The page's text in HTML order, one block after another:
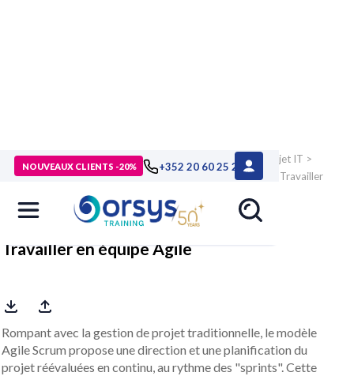
NOUVEAUX CLIENTS -20% +352 20 60 25 26
> Formations>Technologies numériques Gestion de projet IT >
Démarches agiles : méthodes et certifications
Formation Travailler
Travailler en équipe Agile
Rompant avec la gestion de projet traditionnelle, le modèle
Agile Scrum propose une direction et une planification du
projet réévaluées en continu, au rythme des "sprints". Cette